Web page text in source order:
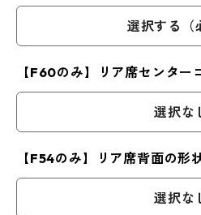
選択する（
【F60のみ】リア席センター
選択な
【F54のみ】リア席背面の形
選択な